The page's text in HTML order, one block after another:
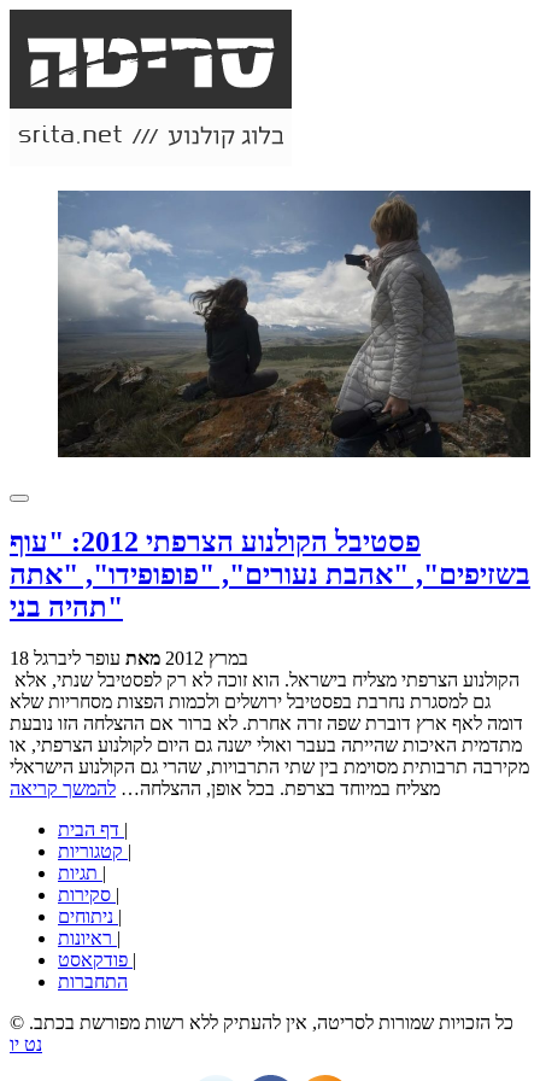
פסטיבל הקולנוע הצרפתי 2012: "עוף
בשזיפים", "אהבת נעורים", "פופופידו", "אתה
תהיה בני"
18 במרץ 2012 מאת עופר ליברגל
גם למסגרת נחרבת בפסטיבל ירושלים ולכמות הפצות מסחריות שלא
דומה לאף ארץ דוברת שפה זרה אחרת. לא ברור אם ההצלחה הזו נובעת
מתדמית האיכות שהייתה בעבר ואולי ישנה גם היום לקולנוע הצרפתי, או
מקירבה תרבותית מסוימת בין שתי התרבויות, שהרי גם הקולנוע הישראלי
מצליח במיוחד בצרפת. בכל אופן, ההצלחה… להמשך קריאה
|
|
|
|
|
|
|
התחברות
© כל הזכויות שמורות לסריטה, אין להעתיק ללא רשות מפורשת בכתב.
נט יו